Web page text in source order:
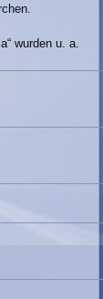
wurden u. a.